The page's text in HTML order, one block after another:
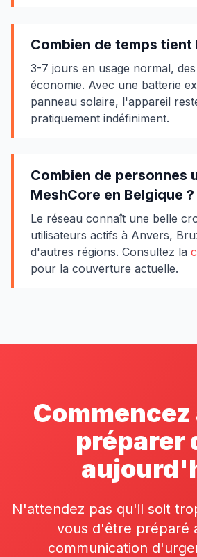
Combien de temps tient
3-7 jours en usage normal,
économie. Avec une batterie
panneau solaire, l'appareil
pratiquement indéfiniment.
Combien de personnes
MeshCore en Belgique ?
Le réseau connaît une belle
utilisateurs actifs à Anvers,
d'autres régions. Consultez la
pour la couverture actuelle.
Commencez
préparer
N'attendez pas qu'il soit
vous d'être préparé
communication